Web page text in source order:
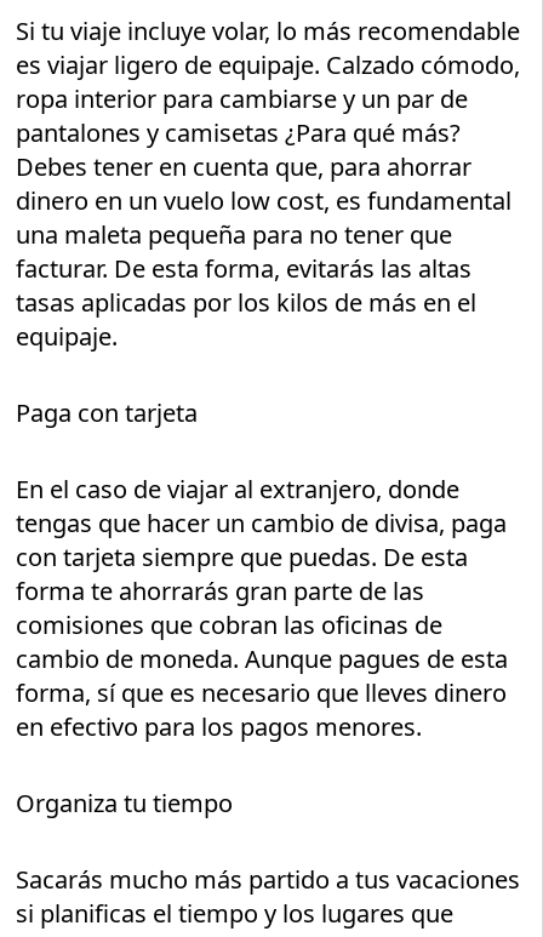
Si tu viaje incluye volar, lo más recomendable
es viajar ligero de equipaje. Calzado cómodo,
ropa interior para cambiarse y un par de
pantalones y camisetas ¿Para qué más?
Debes tener en cuenta que, para ahorrar
dinero en un vuelo low cost, es fundamental
una maleta pequeña para no tener que
facturar. De esta forma, evitarás las altas
tasas aplicadas por los kilos de más en el
equipaje.
Paga con tarjeta
En el caso de viajar al extranjero, donde
tengas que hacer un cambio de divisa, paga
con tarjeta siempre que puedas. De esta
forma te ahorrarás gran parte de las
comisiones que cobran las oficinas de
cambio de moneda. Aunque pagues de esta
forma, sí que es necesario que lleves dinero
en efectivo para los pagos menores.
Organiza tu tiempo
Sacarás mucho más partido a tus vacaciones
si planificas el tiempo y los lugares que